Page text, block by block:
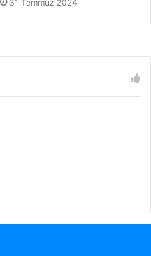
31 Temmuz 2024